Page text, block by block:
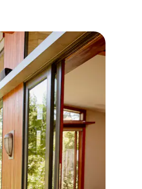
kao i dodirom ili prelaskom prstom po